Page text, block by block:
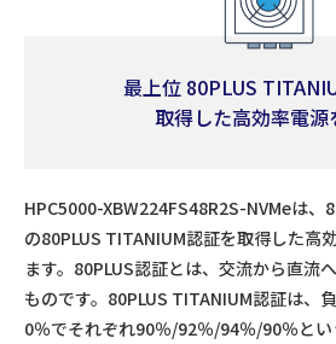
最上位 80PLUS
取得した高効率電源
HPC5000-XBW224FS48R2S-NVMeは、
の80PLUS TITANIUM認証を取得した高
ます。80PLUS認証とは、交流から直流
ものです。80PLUS TITANIUM認証は、
0％でそれぞれ90％/92％/94％/90％と